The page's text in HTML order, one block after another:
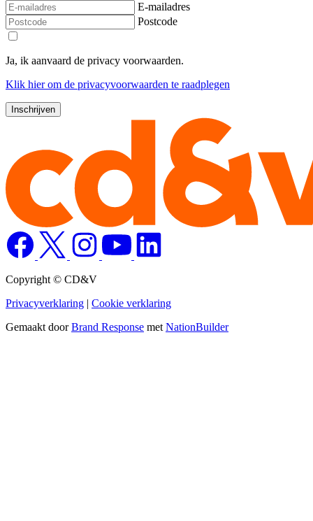
E-mailadres
Postcode
Ja, ik aanvaard de privacy voorwaarden.
Klik hierom de privacyvoorwaarden te raadplegen
Copyright © CD&V
Privacyverklaring | Cookie verklaring
Gemaakt doorBrand Response met NationBuilder